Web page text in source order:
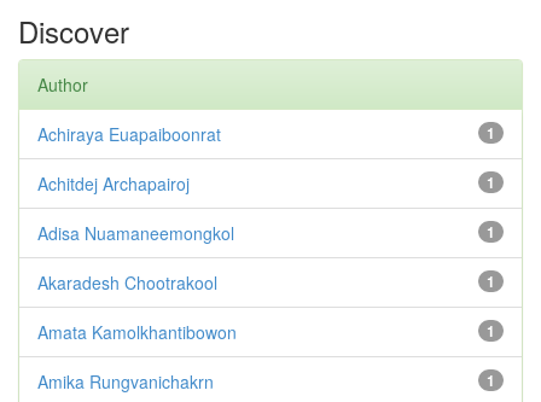
Discover
Author
1
Achiraya Euapaiboonrat
1
Achitdej Archapairoj
1
Adisa Nuamaneemongkol
1
Akaradesh Chootrakool
1
Amata Kamolkhantibowon
1
Amika Rungvanichakrn